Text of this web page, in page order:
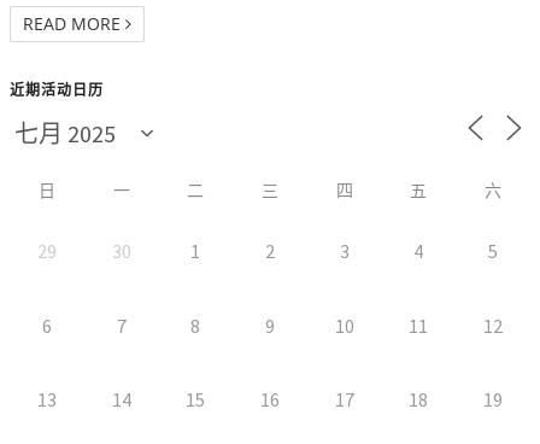
READ MORE
近期活动日历
日 一 二 三 四 五 六
29 30 1 2 3 4 5
6 7 8 9 10 11 12
13 14 15 16 17 18 19